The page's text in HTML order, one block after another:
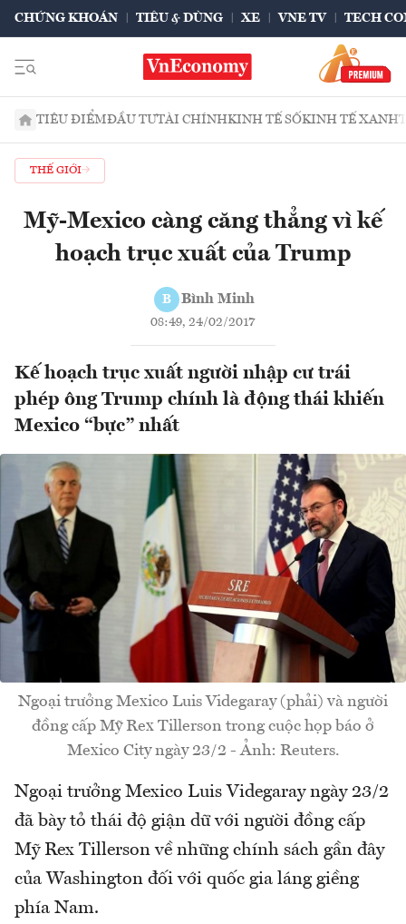
CHỨNG KHOÁN TIÊU & DÙNG XE VNE TV TECH
TIÊU ĐIỂMĐẦU TƯTÀI CHÍNHKINH TẾ SỐKINH TẾ XANH
THẾ GIỚI
Mỹ-Mexico càng căng thẳng vì kế
hoạch trục xuất của Trump
B Bình Minh
08:49, 24/02/2017
Kế hoạch trục xuất người nhập cư trái
phép ông Trump chính là động thái khiến
Mexico “bực” nhất
Ngoại trưởng Mexico Luis Videgaray (phải) và người
đồng cấp Mỹ Rex Tillerson trong cuộc họp báo ở
Mexico City ngày 23/2 - Ảnh: Reuters.
Ngoại trưởng Mexico Luis Videgaray ngày 23/2
đã bày tỏ thái độ giận dữ với người đồng cấp
Mỹ Rex Tillerson về những chính sách gần đây
của Washington đối với quốc gia láng giềng
phía Nam.